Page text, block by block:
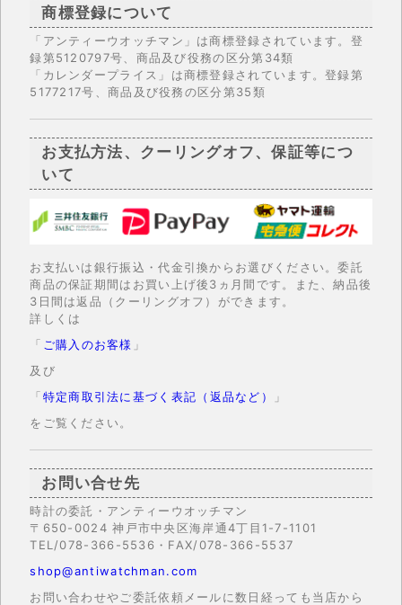
商標登録について
「アンティーウオッチマン」は商標登録されています。登
録第5120797号、商品及び役務の区分第34類
「カレンダープライス」は商標登録されています。登録第
5177217号、商品及び役務の区分第35類
お支払方法、クーリングオフ、保証等につ
いて
お支払いは銀行振込・代金引換からお選びください。委託
商品の保証期間はお買い上げ後3ヵ月間です。また、納品後
3日間は返品（クーリングオフ）ができます。
詳しくは
「 ご購入のお客様 」
及び
「特定商取引法に基づく表記（返品など）
」
をご覧ください。
お問い合せ先
時計の委託・アンティーウオッチマン
〒650-0024 神戸市中央区海岸通4丁目1-7-1101
TEL/078-366-5536・FAX/078-366-5537
shop@antiwatchman.com
お問い合わせやご委託依頼メールに数日経っても当店から